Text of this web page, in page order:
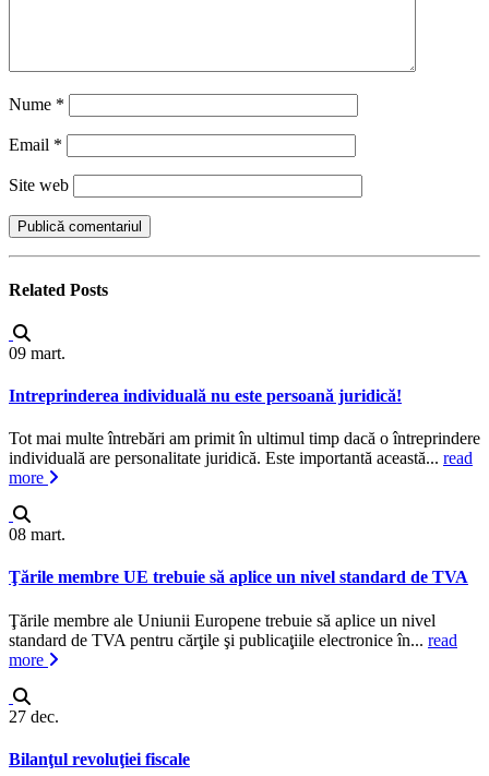
Nume *
Email *
Site web
Related Posts
09 mart.
Intreprinderea individuală nu este persoană juridică!
Tot mai multe întrebări am primit în ultimul timp dacă o întreprindere
individuală are personalitate juridică. Este importantă această... read
more
08 mart.
Ţările membre UE trebuie să aplice un nivel standard de TVA
Ţările membre ale Uniunii Europene trebuie să aplice un nivel
standard de TVA pentru cărţile şi publicaţiile electronice în... read
more
27 dec.
Bilanţul revoluţiei fiscale